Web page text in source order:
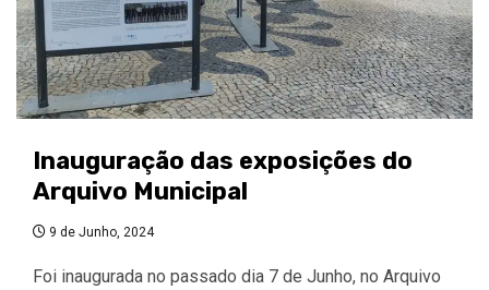
Inauguração das exposições do
Arquivo Municipal
9 de Junho, 2024
Foi inaugurada no passado dia 7 de Junho, no Arquivo